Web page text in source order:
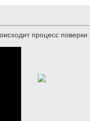
процесс поверки